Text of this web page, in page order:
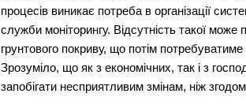
процесів виникає потреба в організації
служби моніторингу. Відсутність такої
грунтового покриву, що потім
Зрозуміло, що як з економічних, так і з
запобігати несприятливим змінам, ніж